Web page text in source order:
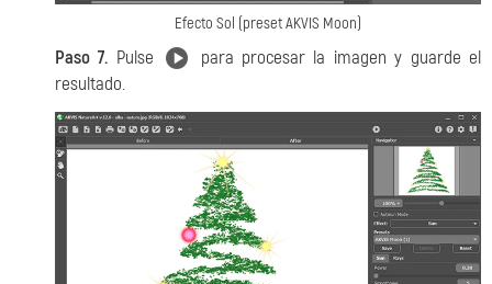
Efecto Sol (preset AKVIS Moon)
Paso 7. Pulse
para procesar la imagen y guarde el
resultado.